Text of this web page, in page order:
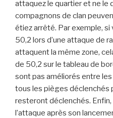
attaquez le quartier et ne le
compagnons de clan
étiez arrêté. Par exemple,
50,2 lors d’une attaque de
attaquent la même zone,
de 50,2 sur le tableau de
sont pas améliorés entre
tous les pièges déclenchés
resteront déclenchés.
l’attaque après son